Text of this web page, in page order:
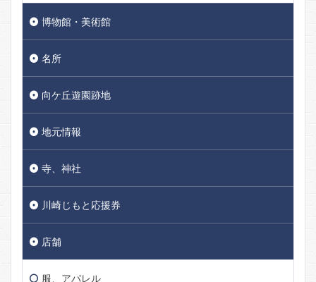
博物館・美術館
名所
向ケ丘遊園跡地
地元情報
寺、神社
川崎じもと応援券
店舗
服、アパレル